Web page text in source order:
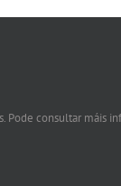
Pode consultar máis